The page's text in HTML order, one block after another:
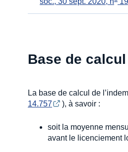
Base de
La base de calcul de
14.757
), à savoir :
soit la moyenne
avant le licenciement